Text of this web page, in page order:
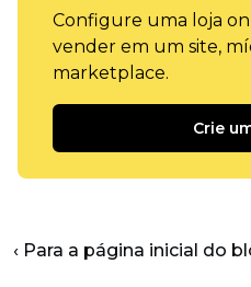
Configure uma loja
vender em um site,
marketplace.
Crie
‹ Para a página inicial do